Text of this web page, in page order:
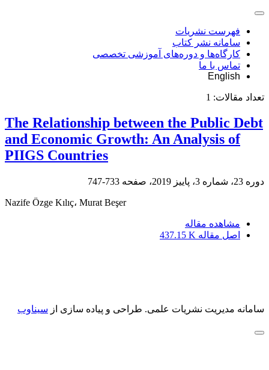
فهرست نشریات
سامانه نشر کتاب
کارگاه‌ها و دوره‌های آموزشی تخصصی
تماس با ما
English
تعداد مقالات: 1
The Relationship between the Public Debt
and Economic Growth: An Analysis of
PIIGS Countries
دوره 23، شماره 3، پاییز 2019، صفحه 733-747
Nazife Özge Kılıç، Murat Beşer
مشاهده مقاله
اصل مقاله 437.15 K
سامانه مدیریت نشریات علمی. طراحی و پیاده سازی از سیناوب